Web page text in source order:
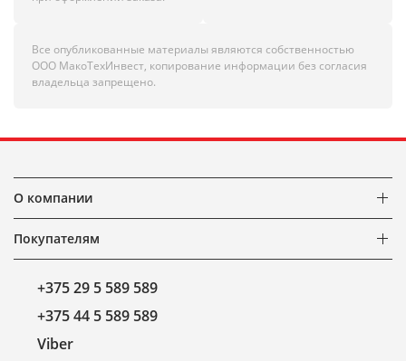
Все опубликованные материалы являются собственностью
ООО МакоТехИнвест, копирование информации без согласия
владельца запрещено.
О компании
Покупателям
+375 29 5 589 589
+375 44 5 589 589
Viber